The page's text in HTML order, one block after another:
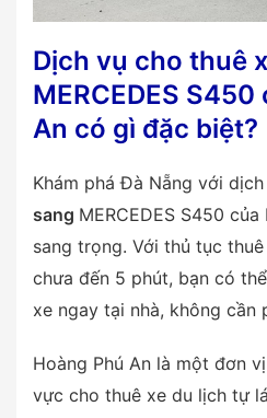
Dịch vụ cho thuê
MERCEDES
An có gì đặc biệt?
Khám phá Đà Nẵng với
sang MERCEDES S450
sang trọng. Với thủ tục
chưa đến 5 phút, bạn có
xe ngay tại nhà, không cần
Hoàng Phú An là một đơn
vực cho thuê xe du lịch tự